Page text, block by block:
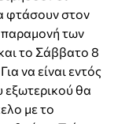
φτάσουν στον
παραμονή των
το Σάββατο 8
να είναι εντός
εξωτερικού θα
με το